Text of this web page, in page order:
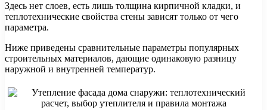
Здесь нет слоев, есть лишь толщина кирпичной кладки, и
теплотехнические свойства стены зависят только от чего
параметра.
Ниже приведены сравнительные параметры популярных
строительных материалов, дающие одинаковую разницу
наружной и внутренней температур.